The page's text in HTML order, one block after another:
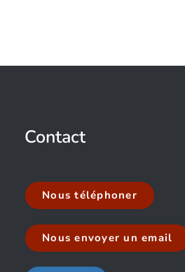
Contact
Nous téléphoner
Nous envoyer un email